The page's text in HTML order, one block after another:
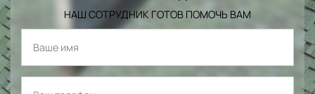
НАШ СОТРУДНИК ГОТОВ ПОМОЧЬ ВАМ